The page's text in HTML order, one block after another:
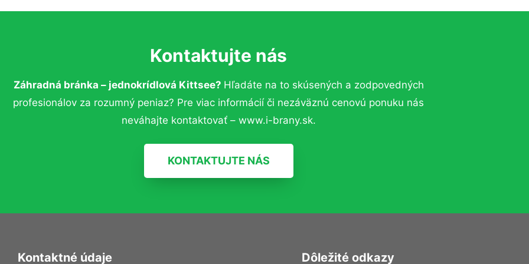
Kontaktujte nás
Záhradná bránka – jednokrídlová Kittsee? Hľadáte na to skúsených a zodpovedných
profesionálov za rozumný peniaz? Pre viac informácií či nezáväznú cenovú ponuku nás
neváhajte kontaktovať – www.i-brany.sk.
KONTAKTUJTE NÁS
Kontaktné údaje Dôležité odkazy